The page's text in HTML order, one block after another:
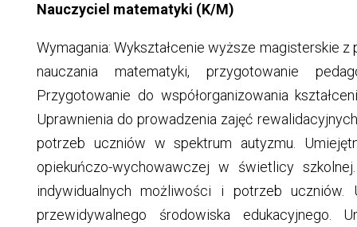
Nauczyciel matematyki (K/M)
Wymagania: Wykształcenie wyższe magisterskie
nauczania matematyki, przygotowanie
Przygotowanie do współorganizowania
Uprawnienia do prowadzenia zajęć
potrzeb uczniów w spektrum autyzmu.
opiekuńczo-wychowawczej w świetlicy
indywidualnych możliwości i potrzeb uczniów.
przewidywalnego środowiska edukacyjnego.